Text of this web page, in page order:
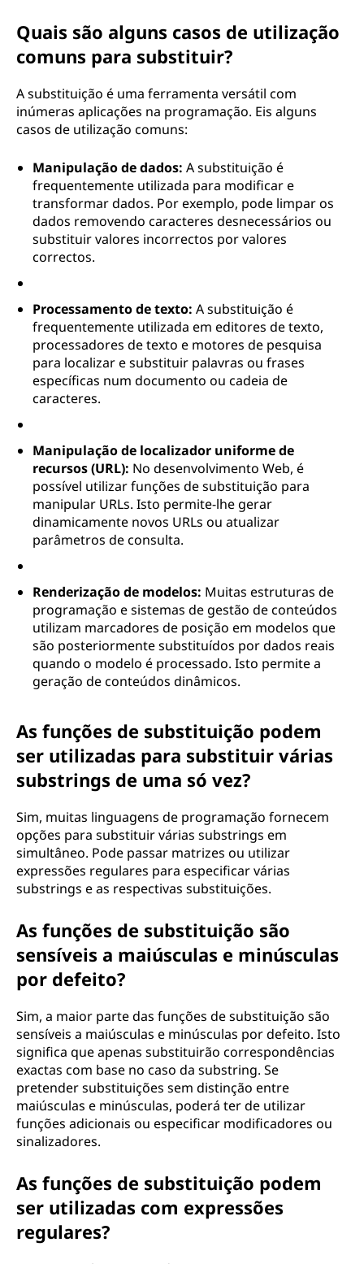
Quais são alguns casos de utilização
comuns para substituir?
A substituição é uma ferramenta versátil com
inúmeras aplicações na programação. Eis alguns
casos de utilização comuns:
Manipulação de dados: A substituição é
frequentemente utilizada para modificar e
transformar dados. Por exemplo, pode limpar os
dados removendo caracteres desnecessários ou
substituir valores incorrectos por valores
correctos.
Processamento de texto: A substituição é
frequentemente utilizada em editores de texto,
processadores de texto e motores de pesquisa
para localizar e substituir palavras ou frases
específicas num documento ou cadeia de
caracteres.
Manipulação de localizador uniforme de
recursos (URL): No desenvolvimento Web, é
possível utilizar funções de substituição para
manipular URLs. Isto permite-lhe gerar
dinamicamente novos URLs ou atualizar
parâmetros de consulta.
Renderização de modelos: Muitas estruturas de
programação e sistemas de gestão de conteúdos
utilizam marcadores de posição em modelos que
são posteriormente substituídos por dados reais
quando o modelo é processado. Isto permite a
geração de conteúdos dinâmicos.
As funções de substituição podem
ser utilizadas para substituir várias
substrings de uma só vez?
Sim, muitas linguagens de programação fornecem
opções para substituir várias substrings em
simultâneo. Pode passar matrizes ou utilizar
expressões regulares para especificar várias
substrings e as respectivas substituições.
As funções de substituição são
sensíveis a maiúsculas e minúsculas
por defeito?
Sim, a maior parte das funções de substituição são
sensíveis a maiúsculas e minúsculas por defeito. Isto
significa que apenas substituirão correspondências
exactas com base no caso da substring. Se
pretender substituições sem distinção entre
maiúsculas e minúsculas, poderá ter de utilizar
funções adicionais ou especificar modificadores ou
sinalizadores.
As funções de substituição podem
ser utilizadas com expressões
regulares?